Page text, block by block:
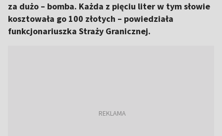
za dużo – bomba. Każda z pięciu liter w tym słowie
kosztowała go 100 złotych – powiedziała
funkcjonariuszka Straży Granicznej.